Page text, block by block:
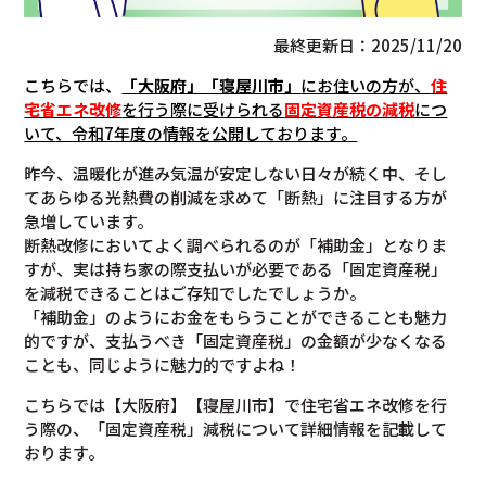
最終更新日：2025/11/20
こちらでは、
「大阪府」「寝屋川市」 にお住いの方が、住
宅省エネ改修を行う際に受けられる固定資産税の減税につ
いて、令和7年度の情報を公開しております。
昨今、温暖化が進み気温が安定しない日々が続く中、そし
てあらゆる光熱費の削減を求めて「断熱」に注目する方が
急増しています。
断熱改修においてよく調べられるのが「補助金」となりま
すが、実は持ち家の際支払いが必要である「固定資産税」
を減税できることはご存知でしたでしょうか。
「補助金」のようにお金をもらうことができることも魅力
的ですが、支払うべき「固定資産税」の金額が少なくなる
ことも、同じように魅力的ですよね！
こちらでは【大阪府】【寝屋川市】で住宅省エネ改修を行
う際の、「固定資産税」減税について詳細情報を記載して
おります。